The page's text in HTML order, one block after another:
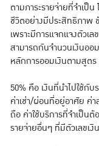
ตามภาระรายจ่ายที่จำเป็
ชีวิตอย่างมีประสิทธิภาพ
เพราะมีการแจกแจงตัวเ
สามารถกันจำนวนเงินออ
หลักการออมเงินตามสูต
50% คือ เงินที่นำไปใช้กับ
ค่าเช่า/ผ่อนที่อยู่อาศัย ค่
ถือ ค่าใช้บริการที่จำเป็นต้
รายจ่ายอื่นๆ ที่มีตัวเลขเงิ